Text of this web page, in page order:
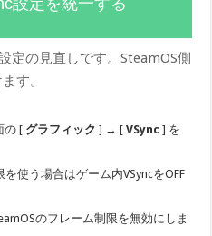
定の見直しです。SteamOS側
す。
の [ グラフィック ] → [VSync ] を
使う場合はゲーム内VSyncをOFF
のフレーム制限を無効にしま